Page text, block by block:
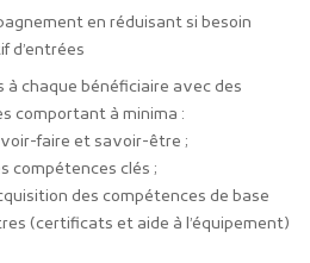
en réduisant si besoin
d’entrées
à chaque bénéficiaire avec des
comportant à minima :
faire et savoir-être ;
compétences clés ;
des compétences de base
(certificats et aide à l’équipement)